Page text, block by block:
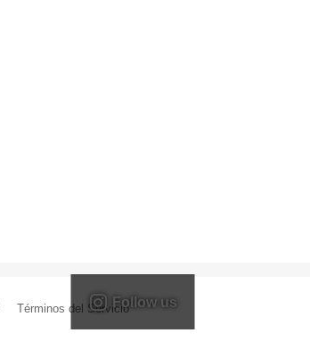
Follow us
Términos del Servicio| Creado por Miguel Ángel Ferreiro